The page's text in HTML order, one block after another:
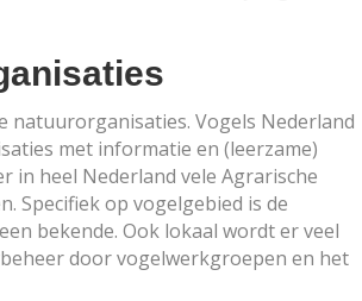
natuurorganisaties. Vogels Nederland
met informatie en (leerzame)
in heel Nederland vele Agrarische
Specifiek op vogelgebied is de
bekende. Ook lokaal wordt er veel
door vogelwerkgroepen en het